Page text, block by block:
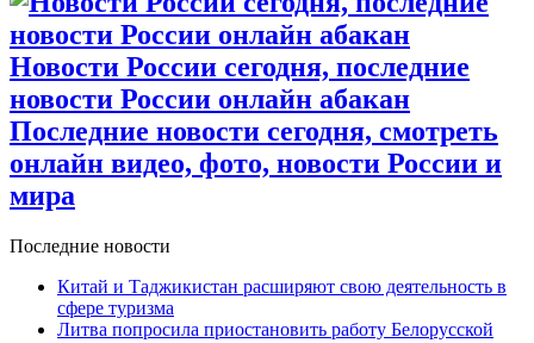
Новости России сегодня, последние
новости России онлайн абакан
Последние новости сегодня, смотреть
онлайн видео, фото, новости России и
мира
Последние новости
Китай и Таджикистан расширяют свою деятельность в
сфере туризма
Литва попросила приостановить работу Белорусской